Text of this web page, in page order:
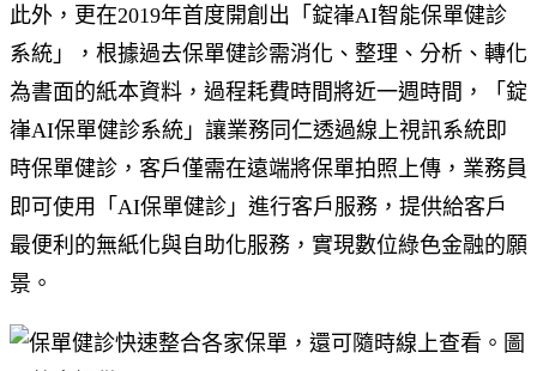
此外，更在2019年首度開創出「錠嵂AI智能保單健診
系統」，根據過去保單健診需消化、整理、分析、轉化
為書面的紙本資料，過程耗費時間將近一週時間，「錠
嵂AI保單健診系統」讓業務同仁透過線上視訊系統即
時保單健診，客戶僅需在遠端將保單拍照上傳，業務員
即可使用「AI保單健診」進行客戶服務，提供給客戶
最便利的無紙化與自助化服務，實現數位綠色金融的願
景。